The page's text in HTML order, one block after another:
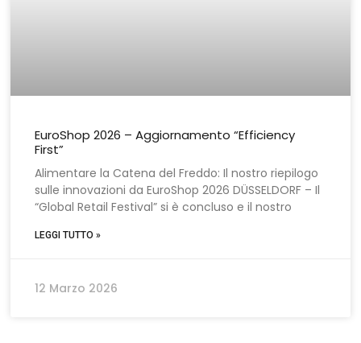
EuroShop 2026 – Aggiornamento “Efficiency
First”
Alimentare la Catena del Freddo: Il nostro riepilogo
sulle innovazioni da EuroShop 2026 DÜSSELDORF – Il
“Global Retail Festival” si è concluso e il nostro
LEGGI TUTTO »
12 Marzo 2026